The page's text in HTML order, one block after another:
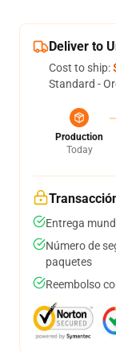
Deliver to
Cost to ship:
Standard -
Production
Today
Entrega
Número de
paquetes
Reembolso